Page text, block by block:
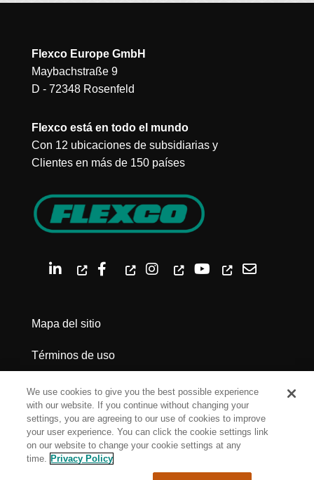
Flexco Europe GmbH
Maybachstraße 9
D - 72348 Rosenfeld
Flexco está en todo el mundo
Con 12 ubicaciones de subsidiarias y
Clientes en más de 150 países
Mapa del sitio
Términos de uso
Política de privacidad
Advertencias legales
Cookie Settings
We use cookies to give you the best possible experience
with our website. If you continue without changing your
settings, you are agreeing to our use of cookies to improve
your user experience. You can click the cookie settings link
on our website to change your cookie settings at any
time. Privacy Policy